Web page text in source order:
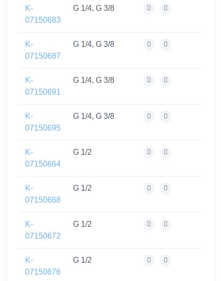
K-
07150683
G 1/4, G 3/8
K-
07150687
G 1/4, G 3/8
K-
07150691
G 1/4, G 3/8
K-
07150695
G 1/4, G 3/8
K-
07150664
G 1/2
K-
07150668
G 1/2
K-
07150672
G 1/2
K-
07150676
G 1/2